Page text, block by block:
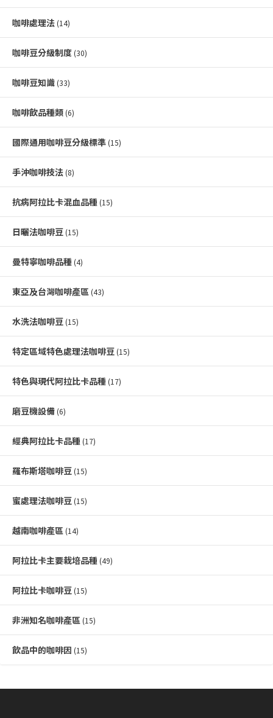
咖啡處理法 (14)
咖啡豆分級制度 (30)
咖啡豆知識 (33)
咖啡飲品種類 (6)
國際通用咖啡豆分級標準 (15)
手沖咖啡技法 (8)
抗病阿拉比卡混血品種 (15)
日曬法咖啡豆 (15)
曼特寧咖啡品種 (4)
東亞及台灣咖啡產區 (43)
水洗法咖啡豆 (15)
特定區域特色處理法咖啡豆 (15)
特色與現代阿拉比卡品種 (17)
磨豆機設備 (6)
經典阿拉比卡品種 (17)
羅布斯塔咖啡豆 (15)
蜜處理法咖啡豆 (15)
越南咖啡產區 (14)
阿拉比卡主要栽培品種 (49)
阿拉比卡咖啡豆 (15)
非洲知名咖啡產區 (15)
飲品中的咖啡因 (15)